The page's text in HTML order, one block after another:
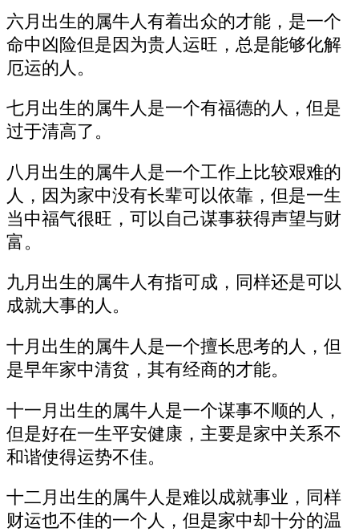
六月出生的属牛人有着出众的才能，是一个
命中凶险但是因为贵人运旺，总是能够化解
厄运的人。
七月出生的属牛人是一个有福德的人，但是
过于清高了。
八月出生的属牛人是一个工作上比较艰难的
人，因为家中没有长辈可以依靠，但是一生
当中福气很旺，可以自己谋事获得声望与财
富。
九月出生的属牛人有指可成，同样还是可以
成就大事的人。
十月出生的属牛人是一个擅长思考的人，但
是早年家中清贫，其有经商的才能。
十一月出生的属牛人是一个谋事不顺的人，
但是好在一生平安健康，主要是家中关系不
和谐使得运势不佳。
十二月出生的属牛人是难以成就事业，同样
财运也不佳的一个人，但是家中却十分的温